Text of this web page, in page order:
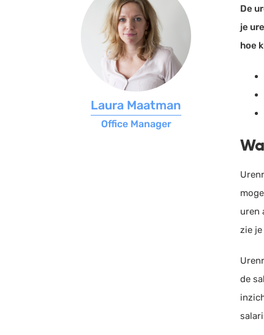
De
je
hoe
uren
zie
de
Laura Maatman
Office Manager